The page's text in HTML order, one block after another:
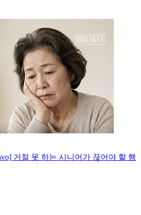
거절 못 하는 시니어가 끊어야 할 행